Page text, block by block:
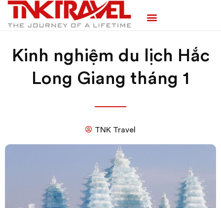
Kinh nghiệm du lịch Hắc
Long Giang tháng 1
TNK Travel